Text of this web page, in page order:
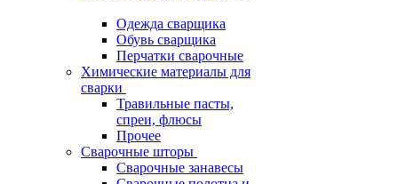
Одежда сварщика
Обувь сварщика
Перчатки сварочные
Химические материалы для
сварки
Травильные пасты,
спреи, флюсы
Прочее
Сварочные шторы
Сварочные занавесы